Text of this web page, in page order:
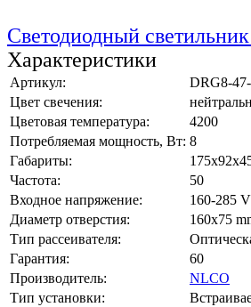
Светодиодный
Характеристики
Артикул:
DRG8-
Цвет свечения:
Цветовая температура:
4200
Потребляемая мощность, Вт: 8
Габариты:
Частота:
50
Входное напряжение:
160-285 V
Диаметр отверстия:
160x75
Тип рассеивателя:
Гарантия:
60
Производитель:
NLCO
Тип установки: